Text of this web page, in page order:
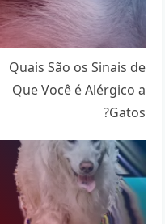
Quais São os Sinais de
Que Você é Alérgico a
Gatos?